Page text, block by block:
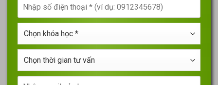
của
bạn
*
số
điện
thoại
khóa
học
thời
gian